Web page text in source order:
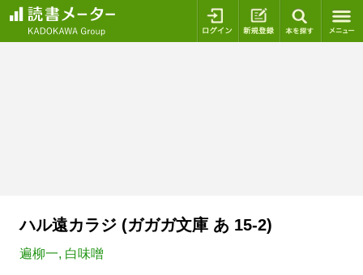
ログイン 新規登録
ハル遠カラジ (ガガガ文庫 あ 15-2)
遍柳一, 白味噌